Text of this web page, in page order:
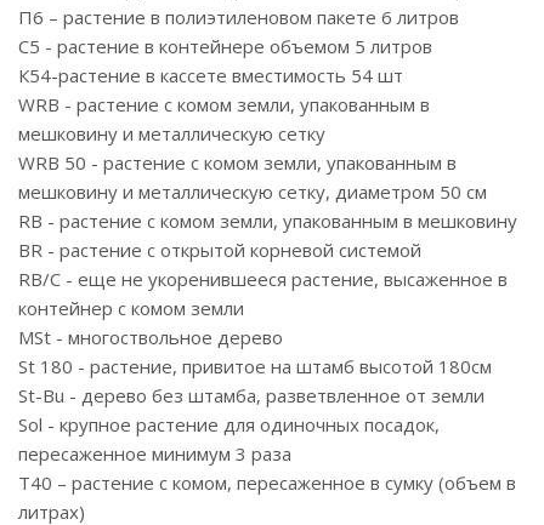
П6 – растение в полиэтиленовом пакете 6 литров
С5 - растение в контейнере объемом 5 литров
К54-растение в кассете вместимость 54 шт
WRB - растение с комом земли, упакованным в
мешковину и металлическую сетку
WRB 50 - растение с комом земли, упакованным в
мешковину и металлическую сетку, диаметром 50 см
RB - растение с комом земли, упакованным в мешковину
BR - растение с открытой корневой системой
RB/C - еще не укоренившееся растение, высаженное в
контейнер с комом земли
MSt - многоствольное дерево
St 180 - растение, привитое на штамб высотой 180см
St-Bu - дерево без штамба, разветвленное от земли
Sol - крупное растение для одиночных посадок,
пересаженное минимум 3 раза
T40 – растение с комом, пересаженное в сумку (объем в
литрах)